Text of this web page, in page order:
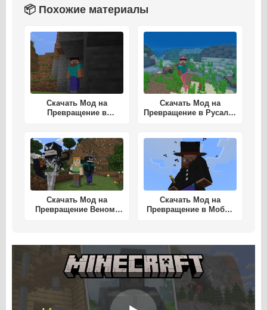
📦 Похожие материалы
Скачать Мод на
Превращение в
Скачать Мод на
Превращение в Русалку
Скачать Мод на
Превращение Венома
Скачать Мод на
Превращение в Мобов